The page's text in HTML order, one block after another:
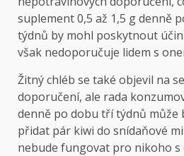
suplement 0,5 až 1,5 g denně
týdnů by mohl poskytnout
však nedoporučuje lidem s
Žitný chléb se také objevil na
doporučení, ale rada
denně po dobu tří týdnů může
přidat pár kiwi do snídaňové
nebude fungovat pro nikoho s